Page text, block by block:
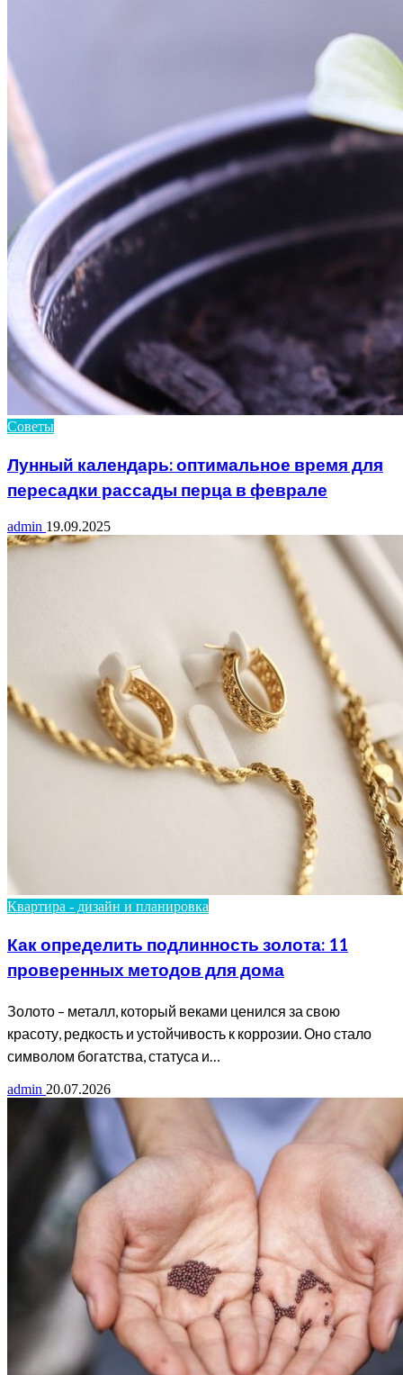
Советы
Лунный календарь: оптимальное время для
пересадки рассады перца в феврале
admin 19.09.2025
Квартира - дизайн и планировка
Как определить подлинность золота: 11
проверенных методов для дома
Золото – металл, который веками ценился за свою
красоту, редкость и устойчивость к коррозии. Оно стало
символом богатства, статуса и…
admin 20.07.2026